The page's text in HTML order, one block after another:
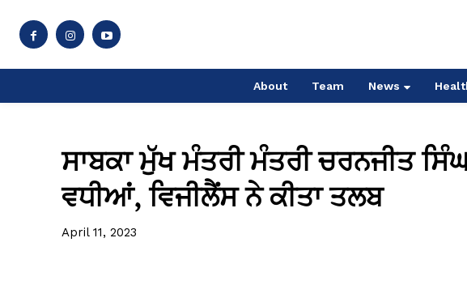
About Team News
ਸਾਬਕਾ ਮੁੱਖ ਮੰਤਰੀ ਮੰਤਰੀ ਚਰਨਜੀਤ
ਵਧੀਆਂ, ਵਿਜੀਲੈਂਸ ਨੇ ਕੀਤਾ ਤਲਬ
April 11, 2023